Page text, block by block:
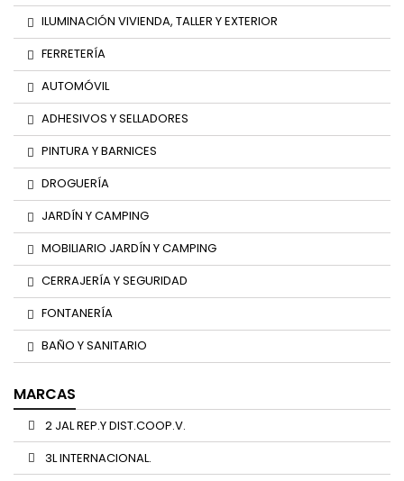
ILUMINACIÓN VIVIENDA, TALLER Y EXTERIOR
FERRETERÍA
AUTOMÓVIL
ADHESIVOS Y SELLADORES
PINTURA Y BARNICES
DROGUERÍA
JARDÍN Y CAMPING
MOBILIARIO JARDÍN Y CAMPING
CERRAJERÍA Y SEGURIDAD
FONTANERÍA
BAÑO Y SANITARIO
MARCAS
2 JAL REP.Y DIST.COOP.V.
3L INTERNACIONAL.